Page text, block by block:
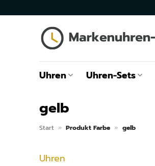
Uhren Uhren-Sets
gelb
Start » Produkt Farbe » gelb
Uhren